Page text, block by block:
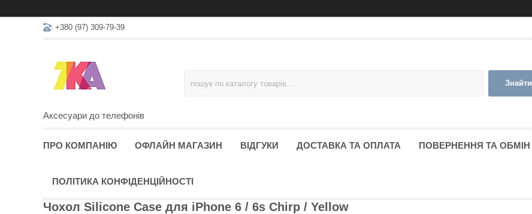
+380 (97) 309-79-39
Аксесуари до телефонів
Знайти
ПРО КОМПАНІЮ ОФЛАЙН МАГАЗИН ВІДГУКИ ДОСТАВКА ТА ОПЛАТА ПОВЕРНЕННЯ ТА ОБМІН
ПОЛІТИКА КОНФІДЕНЦІЙНОСТІ
Чохол Silicone Case для iPhone 6 / 6s Chirp / Yellow